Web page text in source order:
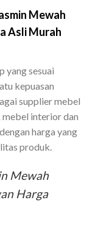
Mewah
Asli Murah
yang sesuai
kepuasan
supplier mebel
interior dan
harga yang
produk.
Mewah
Harga